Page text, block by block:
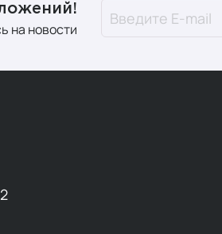
на новости